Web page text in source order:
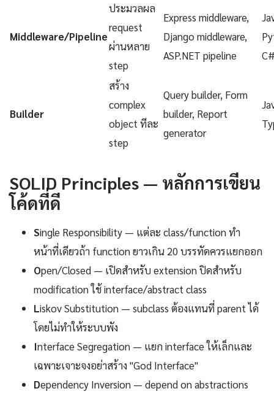
Middleware/Pipeline
ประมวลผล
request
ผ่านหลาย
step
Express middleware,
Django middleware,
ASP.NET pipeline
Builder
สร้าง
complex
object ทีละ
step
Query builder, Form
builder, Report
generator
SOLID Principles — หลักการเขียน
โค้ดที่ดี
Single Responsibility — แต่ละ class/function ทำ
หน้าที่เดียวถ้า function ยาวเกิน 20 บรรทัดควรแยกออก
Open/Closed — เปิดสำหรับ extension ปิดสำหรับ
modification ใช้ interface/abstract class
Liskov Substitution — subclass ต้องแทนที่ parent ได้
โดยไม่ทำให้ระบบพัง
Interface Segregation — แยก interface ให้เล็กและ
เฉพาะเจาะจงอย่าสร้าง "God Interface"
Dependency Inversion — depend on abstractions